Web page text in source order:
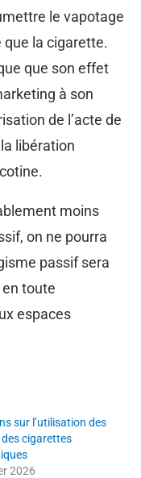
le vapotage
que la cigarette.
que son effet
à son
de l’acte de
libération
moins
on ne pourra
passif sera
toute
espaces
sur l’utilisation des
cigarettes
2026